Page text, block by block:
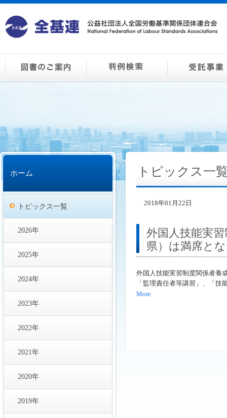
ホーム
トピックス一覧
2026年
2025年
2024年
2023年
2022年
2021年
2020年
2019年
トピックス一
2018年01月22日
外国人技能実
県）は満席と
外国人技能実習制度関係者養
「監理責任者等講習」、「
More